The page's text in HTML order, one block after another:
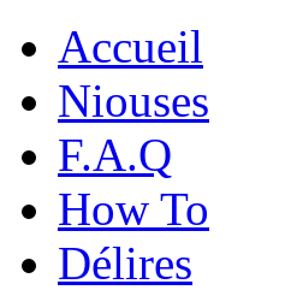
Accueil
Niouses
F.A.Q
How To
Délires